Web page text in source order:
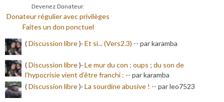
Devenez Donateur:
Donateur régulier avec privilèges
Faites un don ponctuel
(Discussion libre)· Et si... (Vers2.3) -- par karamba
(Discussion libre)· Le mur du con ; oups ; du son de
l’hypocrisie vient d’être franchi : -- par karamba
(Discussion libre)· La sourdine abusive ! -- par leo7523